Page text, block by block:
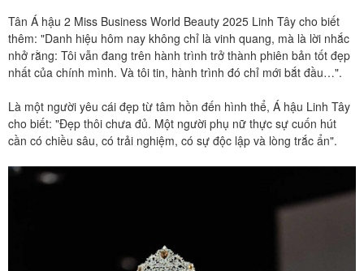
Tân Á hậu 2 Miss Business World Beauty 2025 Linh Tây cho biết
thêm: "Danh hiệu hôm nay không chỉ là vinh quang, mà là lời nhắc
nhở rằng: Tôi vẫn đang trên hành trình trở thành phiên bản tốt đẹp
nhất của chính mình. Và tôi tin, hành trình đó chỉ mới bắt đầu…".
Là một người yêu cái đẹp từ tâm hồn đến hình thể, Á hậu Linh Tây
cho biết: "Đẹp thôi chưa đủ. Một người phụ nữ thực sự cuốn hút
cần có chiều sâu, có trải nghiệm, có sự độc lập và lòng trắc ẩn".